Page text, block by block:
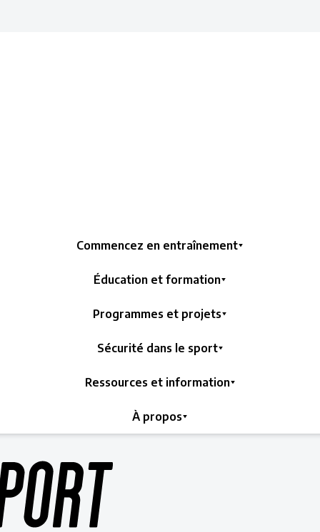
Commencez en entraînement
Éducation et formation
Programmes et projets
Sécurité dans le sport
Ressources et information
À propos